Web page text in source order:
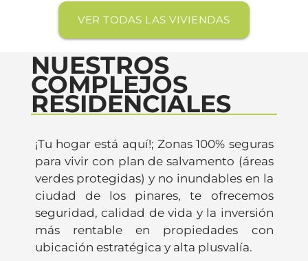
VER TODAS LAS VIVIENDAS
NUESTROS
COMPLEJOS
RESIDENCIALES
¡Tu hogar está aquí!; Zonas 100% seguras
para vivir con plan de salvamento (áreas
verdes protegidas) y no inundables en la
ciudad de los pinares, te ofrecemos
seguridad, calidad de vida y la inversión
más rentable en propiedades con
ubicación estratégica y alta plusvalía.